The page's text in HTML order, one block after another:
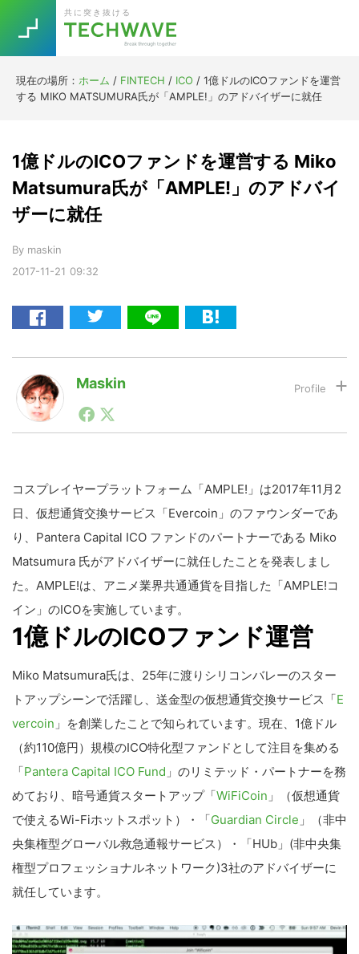
primary
navigation
main
content
primary
sidebar
footer
共に突き抜ける
現在の場所： ホーム / FINTECH / ICO / 1億ドルのICOファンドを運営
する MIKO MATSUMURA氏が「AMPLE!」のアドバイザーに就任
2017-11-21 09:32
1億ドルのICOファンドを運営する Miko
Matsumura氏が「AMPLE!」のアドバイ
ザーに就任
By maskin
Maskin
1990年代初頭から記者としてまた起業家としてITスタ
ートアップ業界のハードウェアからソフトウェアの事業
生から普及成長までを最前線で見てきた生き字引として
注目される。通信キャリアのニュースポータルの創業デ
スクとして数億PV事業に。世界最大IT系メディア（ス
などを経て、現在、スタートアップ支援側の取り組みに
注力中。
コスプレイヤープラットフォーム「AMPLE!」は2017年11月2
日、仮想通貨交換サービス「Evercoin」のファウンダーであ
り、Pantera Capital ICO ファンドのパートナーである Miko
Matsumura 氏がアドバイザーに就任したことを発表しまし
た。AMPLE!は、アニメ業界共通通貨を目指した「AMPLE!コ
イン」のICOを実施しています。
1億ドルのICOファンド運営
Miko Matsumura氏は、25年に渡りシリコンバレーのスター
トアップシーンで活躍し、送金型の仮想通貨交換サービス「E
vercoin 」を創業したことで知られています。現在、1億ドル
（約110億円）規模のICO特化型ファンドとして注目を集める
「Pantera Capital ICO Fund 」のリミテッド・パートナーを務
めており、暗号通貨スタートアップ「WiFiCoin 」（仮想通貨
で使えるWi-Fiホットスポット）・「Guardian Circle 」（非中
央集権型グローバル救急通報サービス）・「HUb」(非中央集
権型プロフェッショナルネットワーク)3社のアドバイザーに
就任しています。
TOPICS
RE:LIFE
Re:Work
AI
暗号資産
VR/AR
[Startup]
[Voice Edition]
[YouTube]
LINE
特集
Block Data Bank
Trend 今話題の注目キーワード
5G Asana テレワーク
ニューノーマル
Daily Weekly